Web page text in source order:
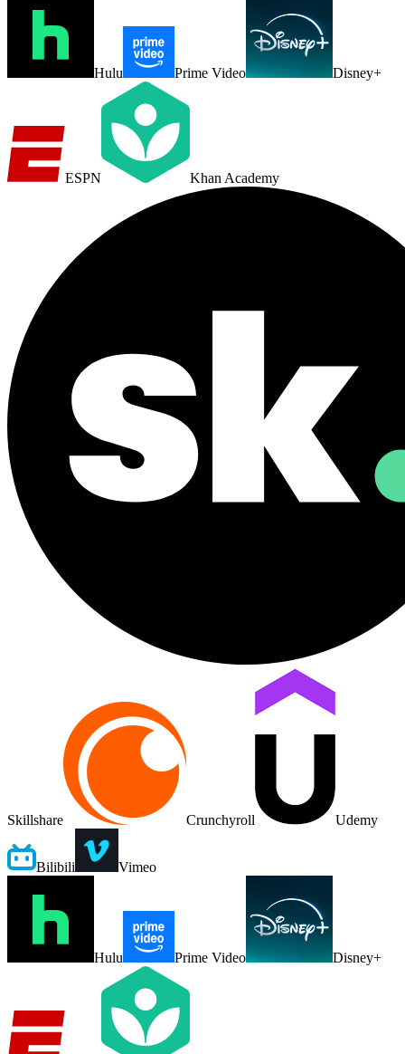
Hulu Prime Video Disney+
ESPN Khan Academy
Skillshare Crunchyroll Udemy
Bilibili Vimeo
Hulu Prime Video Disney+